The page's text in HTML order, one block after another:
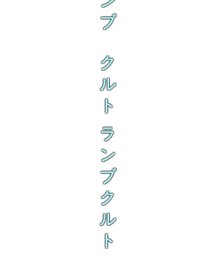
ブ
ク
ル
ト
ラ
ン
ブ
ク
ル
ト